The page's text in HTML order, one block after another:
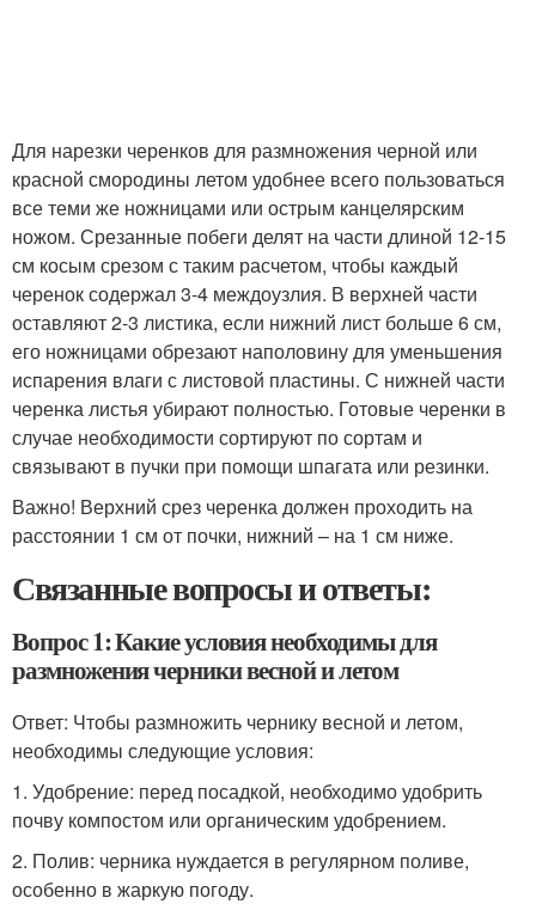
Для нарезки черенков для размножения черной или
красной смородины летом удобнее всего пользоваться
все теми же ножницами или острым канцелярским
ножом. Срезанные побеги делят на части длиной 12-15
см косым срезом с таким расчетом, чтобы каждый
черенок содержал 3-4 междоузлия. В верхней части
оставляют 2-3 листика, если нижний лист больше 6 см,
его ножницами обрезают наполовину для уменьшения
испарения влаги с листовой пластины. С нижней части
черенка листья убирают полностью. Готовые черенки в
случае необходимости сортируют по сортам и
связывают в пучки при помощи шпагата или резинки.
Важно! Верхний срез черенка должен проходить на
расстоянии 1 см от почки, нижний – на 1 см ниже.
Связанные вопросы и ответы:
Вопрос 1: Какие условия необходимы для
размножения черники весной и летом
Ответ: Чтобы размножить чернику весной и летом,
необходимы следующие условия:
1. Удобрение: перед посадкой, необходимо удобрить
почву компостом или органическим удобрением.
2. Полив: черника нуждается в регулярном поливе,
особенно в жаркую погоду.